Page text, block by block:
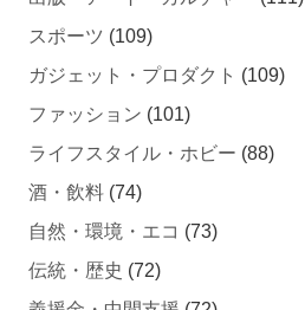
スポーツ (109)
ガジェット・プロダクト (109)
ファッション (101)
ライフスタイル・ホビー (88)
酒・飲料 (74)
自然・環境・エコ (73)
伝統・歴史 (72)